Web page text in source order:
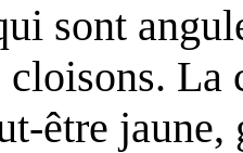
sont
La
être jaune,